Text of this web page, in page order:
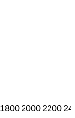
180020002200